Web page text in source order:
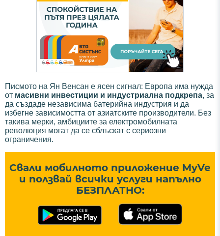
Писмото на Ян Венсан е ясен сигнал: Европа има нужда
от масивни инвестиции и индустриална подкрепа, за
да създаде независима батерийна индустрия и да
избегне зависимостта от азиатските производители. Без
такива мерки, амбициите за електромобилната
революция могат да се сблъскат с сериозни
ограничения.
Свали мобилното приложение MyVe
и ползвай всички услуги напълно
БЕЗПЛАТНО: